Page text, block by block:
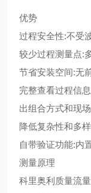
优势
过程安全性:不受
较少过程测量点:
节省安装空间:无
完整查看过程信
出组合方式和现
降低复杂性和多
自带验证功能:内
测量原理
科里奥利质量流量